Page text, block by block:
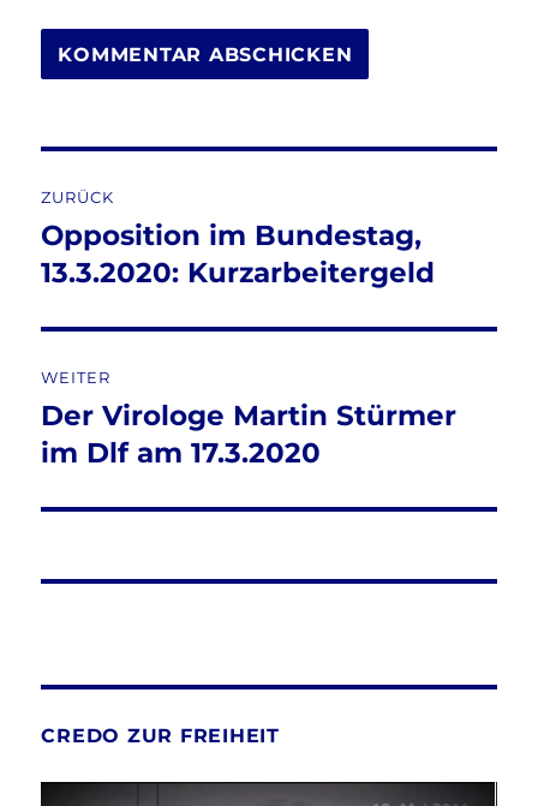
ZURÜCK
Vorheriger
Beitrag:
Opposition im Bundestag,
13.3.2020: Kurzarbeitergeld
WEITER
Nächster
Beitrag:
Der Virologe Martin Stürmer
im Dlf am 17.3.2020
CREDO ZUR FREIHEIT